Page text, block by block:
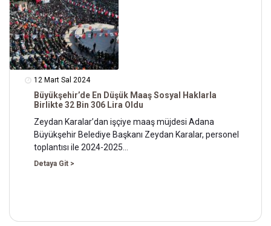
12 Mart Sal 2024
Büyükşehir’de En Düşük Maaş Sosyal Haklarla
Birlikte 32 Bin 306 Lira Oldu
Zeydan Karalar’dan işçiye maaş müjdesi Adana
Büyükşehir Belediye Başkanı Zeydan Karalar, personel
toplantısı ile 2024-2025…
Detaya Git >